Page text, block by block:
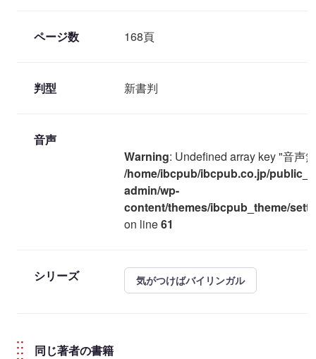
ページ数 168頁
判型 新書判
音声
Warning: Undefined array key "音声
/home/ibcpub/ibcpub.co.jp/
admin/wp-
content/themes/ibcpub_theme/
on line61
シリーズ 気がつけばバイリンガル
同じ著者の書籍